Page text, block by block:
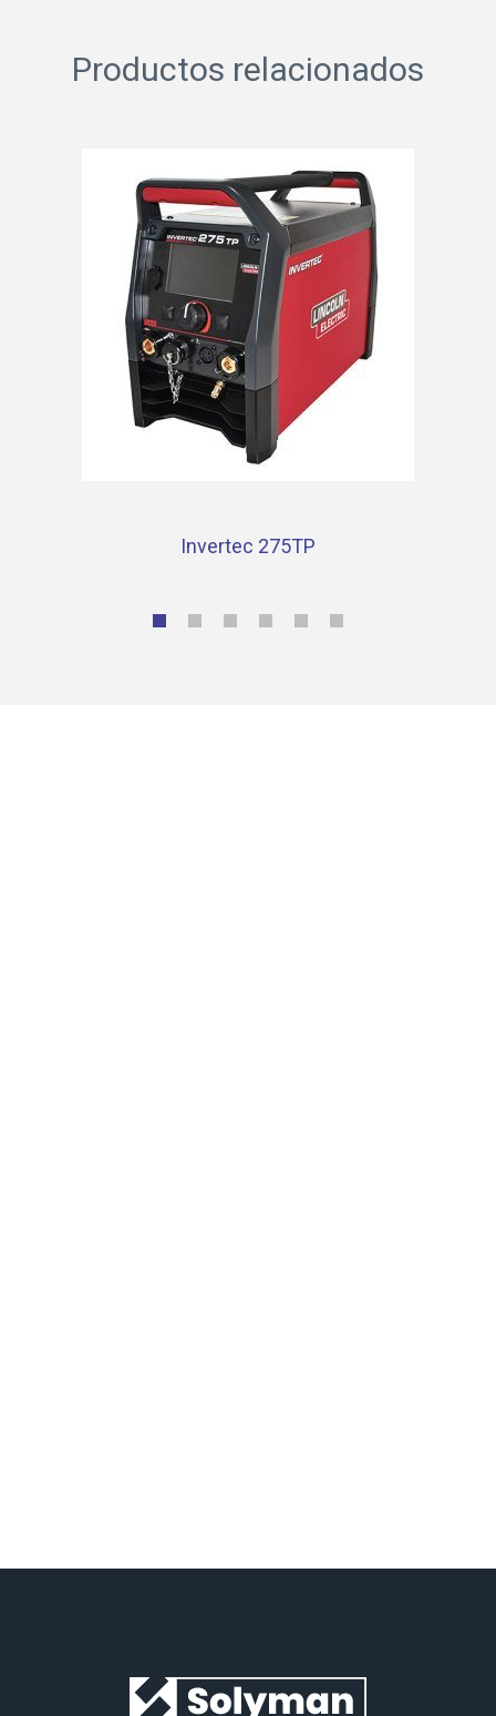
Productos relacionados
Invertec 275TP